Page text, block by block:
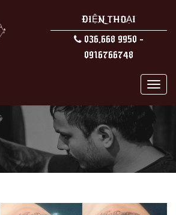
ĐIỆN THOẠI
036.668 9950 -
0916766748